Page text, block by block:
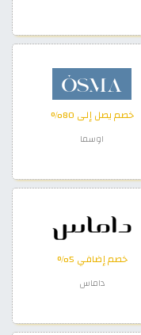
خصم يصل إلى 80%
اوسما
خصم إضافي 5%
داماس